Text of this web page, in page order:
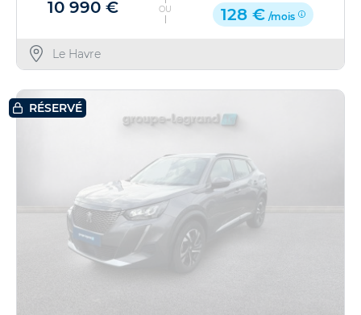
10 990 € OU 128 € /mois
Le Havre
RÉSERVÉ